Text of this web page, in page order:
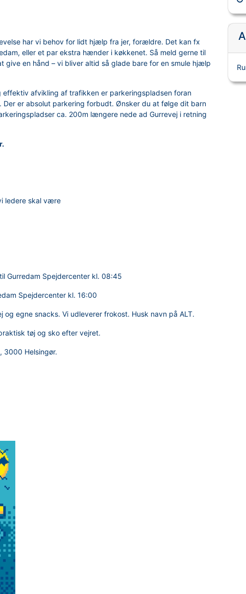
har vi behov for lidt hjælp fra jer, forældre. Det kan fx
eller et par ekstra hænder i køkkenet. Så meld gerne til
give en hånd – vi bliver altid så glade bare for en smule hjælp
effektiv afvikling af trafikken er parkeringspladsen foran
Der er absolut parkering forbudt. Ønsker du at følge dit barn
ca. 200m længere nede ad Gurrevej i retning
ledere skal være
Gurredam Spejdercenter kl. 08:45
Spejdercenter kl. 16:00
egne snacks. Vi udleverer frokost. Husk navn på ALT.
tøj og sko efter vejret.
3000 Helsingør.